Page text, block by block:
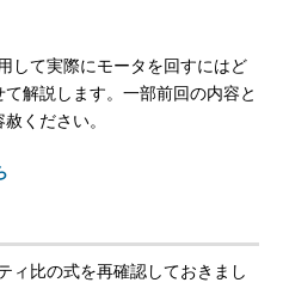
して実際にモータを回すにはど
解説します。一部前回の内容と
ください。
ィ比の式を再確認しておきまし